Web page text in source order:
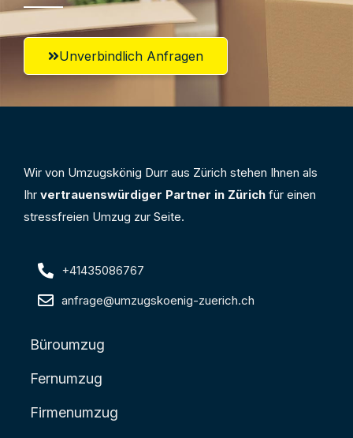
Unverbindlich Anfragen
Wir von Umzugskönig Durr aus Zürich stehen Ihnen als
Ihr vertrauenswürdiger Partner in Zürich für einen
stressfreien Umzug zur Seite.
+41435086767
anfrage@umzugskoenig-zuerich.ch
Büroumzug
Fernumzug
Firmenumzug